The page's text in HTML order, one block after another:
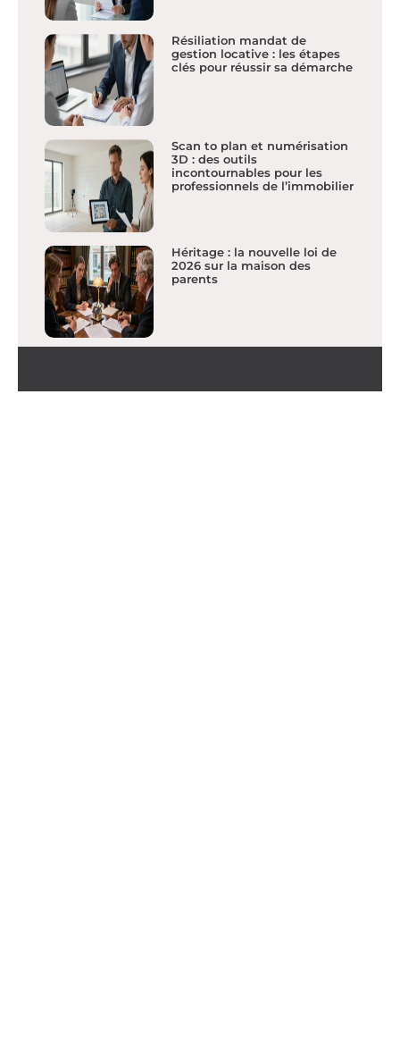
Résiliation mandat de
gestion locative : les étapes
clés pour réussir sa démarche
Scan to plan et numérisation
3D : des outils
incontournables pour les
professionnels de l’immobilier
Héritage : la nouvelle loi de
2026 sur la maison des
parents